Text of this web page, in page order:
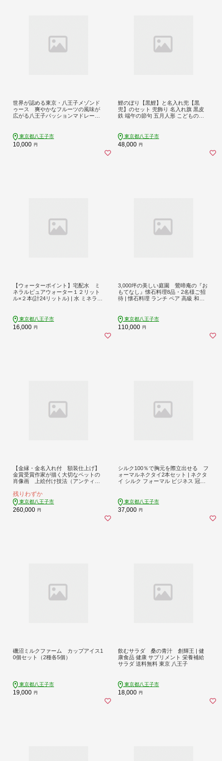
世界が認める東京・八王子メゾンド
ゥース 爽やかなフルーツの風味が
広がる八王子パッションマドレーヌ
八王子 父の日
東京都八王子市
10,000 円
鯉のぼり【黒鯉】と名入れ兜【黒
兜】のセット 兜飾り 名入れ旗 黒皮
鉄 端午の節句 五月人形 こどもの日
東京都八王子市
48,000 円
【ウォーターポイント】宅配水 ミ
ネラルピュアウォーター１２リット
ル×２本(計24リットル) | 水 ミネラル
東京都八王子市
16,000 円
3,000坪の美しい庭園 鶯啼庵の『お
もてなし』懐石料理8品・2名様ご招
待 | 懐石料理 ランチ ペア 高級 和食
東京都八王子市
110,000 円
【金縁・金名入れ付 額装仕上げ】
金賞受賞作家が描く大切なペットの
肖像画 上絵付け技法（アンティー
残りわずか
東京都八王子市
260,000 円
シルク100％で胸元を際立出せる フ
ォーマルネクタイ2本セット | ネクタ
イ シルク フォーマル ビジネス 冠婚
東京都八王子市
37,000 円
磯沼ミルクファーム カップアイス1
0個セット（2種各5個）
東京都八王子市
19,000 円
飲むサラダ 桑の青汁 創輝王 | 健
康食品 健康 サプリメント 栄養補給
サラダ 送料無料 東京 八王子
東京都八王子市
18,000 円